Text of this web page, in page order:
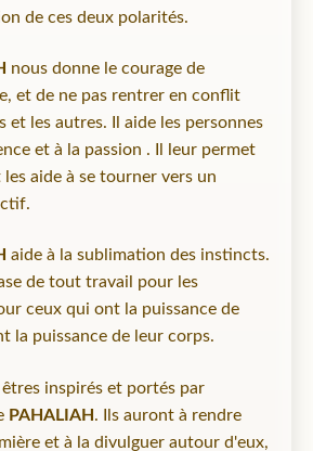
de ces deux polarités.
nous donne le courage de
et de ne pas rentrer en conflit
et les autres. Il aide les personnes
et à la passion . Il leur permet
aide à se tourner vers un
aide à la sublimation des instincts.
de tout travail pour les
ceux qui ont la puissance de
la puissance de leur corps.
inspirés et portés par
PAHALIAH . Ils auront à rendre
et à la divulguer autour d'eux,